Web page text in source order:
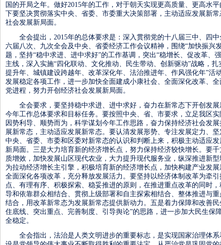
国的开局之年。做好2015年的工作，对于朝天实现更高质量、更高水
下要坚决贯彻落实中央、省委、市委重大决策部署，主动适应发展新
社会发展新局面。
全会提出，2015年的总体要求是：深入贯彻党的十八届三中、四中
六届八次、九次全会及中央、省委经济工作会议精神，围绕“加快振兴
题，坚持“稳中求进、进中求好”的工作基调，突出“稳增长、促改革、
主线，深入实施“四化联动、文化推动、民生带动、创新驱动”战略，
提升年、城镇建设跨越年、改革深化年、法治推进年、作风强化年”活
发展稳定各项工作，进一步加快全面建成小康社会、全面深化改革、
党进程，努力开创经济社会发展新局面。
全会要求，要坚持稳中求进、进中求好，奋力在新常态下开创发展
今年工作总体要求和目标任务。要按照中央、省、市要求，立足我区
因势利导、顺势而为，科学谋划今年工作思路，奋力保持经济社会发
展新常态，主动适应发展新常态。要认清发展形势、专注发展定力、
中央、省委、市委和区委对新常态的认识和判断上来，积极主动适应
新局面。三是大力培育新的经济增长点，努力保持经济较快增长。要
质增效，加快发展山区现代农业，大力提升现代服务业，纵深推进新
为拉动经济增长主引擎，积极培育新的经济增长点，加快构建产业发
全面深化各项改革，充分释放发展活力。要坚持以经济体制改革为牵
点、有理有序、积极探索、稳妥推进的原则，在推进重点改革的同时
导和依靠群众相结合、贯彻上级部署和自主探索相结合、整体推进与
结合，用改革新常态为发展新常态提供新动力。五是着力保障和改善
住底线、突出重点、完善制度、引导舆论”的思路，进一步加大民生保
全稳定。
全会指出，法治是人类文明进步的重要标志，是实现国家治理体系